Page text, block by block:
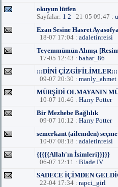
okuyun lütfen
Sayfalar: 1 2 21-05 09:47 :
Ezan Sesine Hasret
18-07 17:04 : adaletinreisi
Teyemmümün Alınışı
17-05 12:43 : bahar_86
:::DİNİ ÇİZGİFİLİMLER:::
09-07 20:30 : manly_ahmet
MÜRŞİDİ OLMAYANIN
10-07 10:46 : Harry Potter
Bir Mezhebe Bağlılık
09-07 10:12 : Harry Potter
semerkant (ailemden)
10-07 08:18 : adaletinreisi
{{{{{Allah'ın İsimleri}}}}}
06-07 12:11 : Blade IV
SADECE İÇİMDEN
22-04 17:34 : rapci_girl